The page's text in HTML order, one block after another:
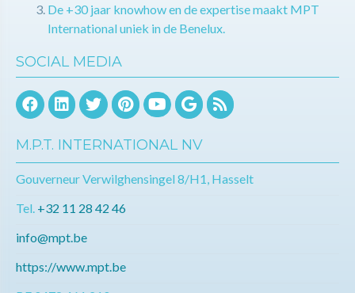
De +30 jaar knowhow en de expertise maakt MPT
International uniek in de Benelux.
SOCIAL MEDIA
M.P.T. INTERNATIONAL NV
Gouverneur Verwilghensingel 8/H1, Hasselt
Tel. +32 11 28 42 46
info@mpt.be
https://www.mpt.be